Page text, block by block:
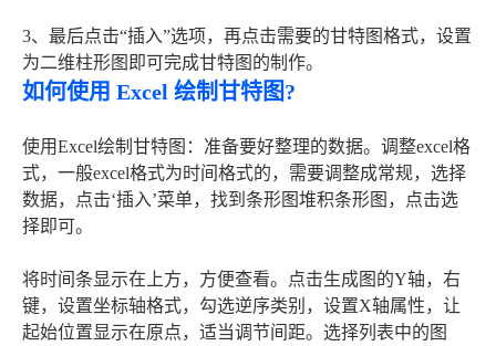
3、最后点击“插入”选项，再点击需要的甘特图格式，设置
为二维柱形图即可完成甘特图的制作。
如何使用 Excel 绘制甘特图?
使用Excel绘制甘特图：准备要好整理的数据。调整excel格
式，一般excel格式为时间格式的，需要调整成常规，选择
数据，点击‘插入’菜单，找到条形图堆积条形图，点击选
择即可。
将时间条显示在上方，方便查看。点击生成图的Y轴，右
键，设置坐标轴格式，勾选逆序类别，设置X轴属性，让
起始位置显示在原点，适当调节间距。选择列表中的图